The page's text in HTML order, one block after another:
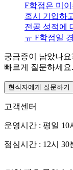
F학점은 미
혹시 기입하
전공 성적에
ㅠ F학점일
궁금증이 남았나요
빠르게 질문하세요.
현직자에게 질문하기
고객센터
운영시간 : 평일 10
점심시간 : 12시 30